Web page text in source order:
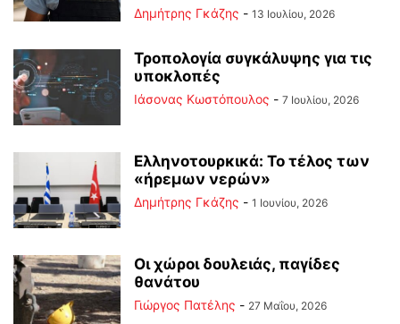
Δημήτρης Γκάζης - 13 Ιουλίου, 2026
Τροπολογία συγκάλυψης για τις
υποκλοπές
Ιάσονας Κωστόπουλος - 7 Ιουλίου, 2026
Ελληνοτουρκικά: Το τέλος των
«ήρεμων νερών»
Δημήτρης Γκάζης - 1 Ιουνίου, 2026
Οι χώροι δουλειάς, παγίδες
θανάτου
Γιώργος Πατέλης - 27 Μαΐου, 2026